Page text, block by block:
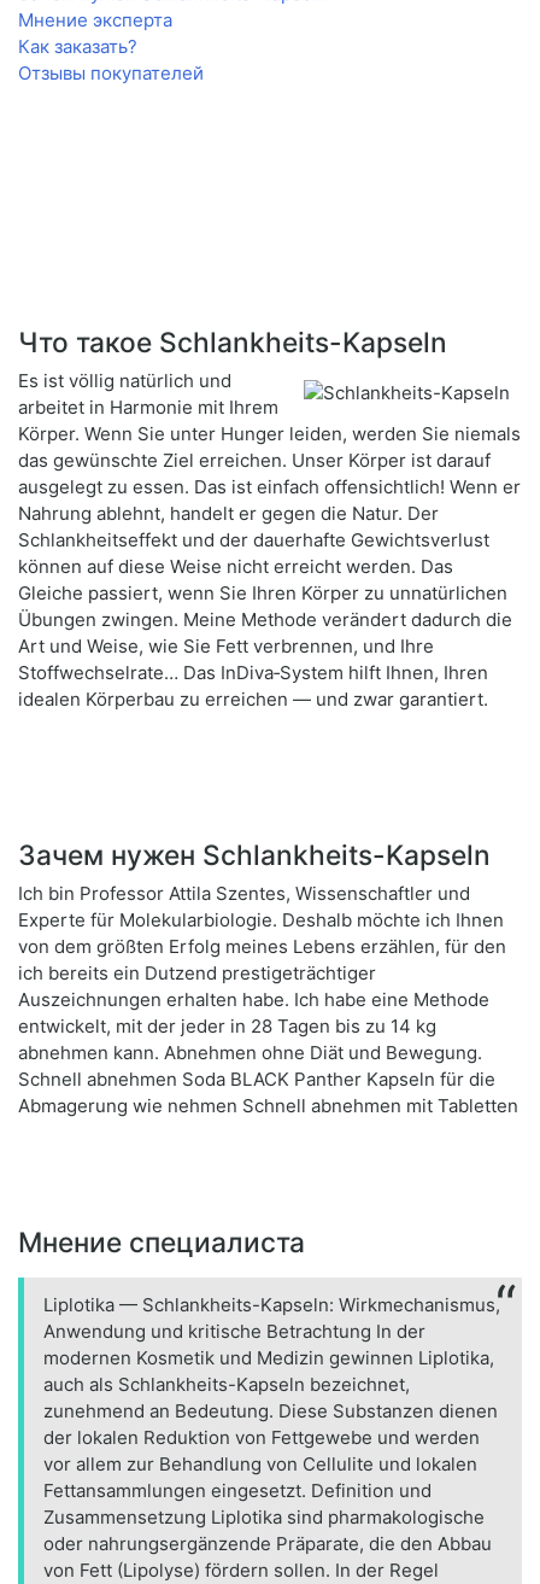
Мнение эксперта
Как заказать?
Отзывы покупателей
Что такое Schlankheits-Kapseln
Es ist völlig natürlich und
arbeitet in Harmonie mit Ihrem
Körper. Wenn Sie unter Hunger leiden, werden Sie niemals
das gewünschte Ziel erreichen. Unser Körper ist darauf
ausgelegt zu essen. Das ist einfach offensichtlich! Wenn er
Nahrung ablehnt, handelt er gegen die Natur. Der
Schlankheitseffekt und der dauerhafte Gewichtsverlust
können auf diese Weise nicht erreicht werden. Das
Gleiche passiert, wenn Sie Ihren Körper zu unnatürlichen
Übungen zwingen. Meine Methode verändert dadurch die
Art und Weise, wie Sie Fett verbrennen, und Ihre
Stoffwechselrate… Das InDiva‑System hilft Ihnen, Ihren
idealen Körperbau zu erreichen — und zwar garantiert.
Зачем нужен Schlankheits-Kapseln
Ich bin Professor Attila Szentes, Wissenschaftler und
Experte für Molekularbiologie. Deshalb möchte ich Ihnen
von dem größten Erfolg meines Lebens erzählen, für den
ich bereits ein Dutzend prestigeträchtiger
Auszeichnungen erhalten habe. Ich habe eine Methode
entwickelt, mit der jeder in 28 Tagen bis zu 14 kg
abnehmen kann. Abnehmen ohne Diät und Bewegung.
Schnell abnehmen Soda BLACK Panther Kapseln für die
Abmagerung wie nehmen Schnell abnehmen mit Tabletten
Мнение специалиста
Liplotika — Schlankheits-Kapseln: Wirkmechanismus,
Anwendung und kritische Betrachtung In der
modernen Kosmetik und Medizin gewinnen Liplotika,
auch als Schlankheits-Kapseln bezeichnet,
zunehmend an Bedeutung. Diese Substanzen dienen
der lokalen Reduktion von Fettgewebe und werden
vor allem zur Behandlung von Cellulite und lokalen
Fettansammlungen eingesetzt. Definition und
Zusammensetzung Liplotika sind pharmakologische
oder nahrungsergänzende Präparate, die den Abbau
von Fett (Lipolyse) fördern sollen. In der Regel